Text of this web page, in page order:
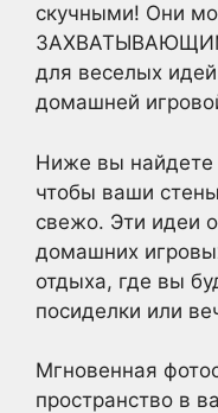
скучными! Они
для веселых
домашней
Ниже вы найдете
чтобы ваши
свежо. Эти идеи
домашних
отдыха, где вы
посиделки или
Мгновенная
пространство в